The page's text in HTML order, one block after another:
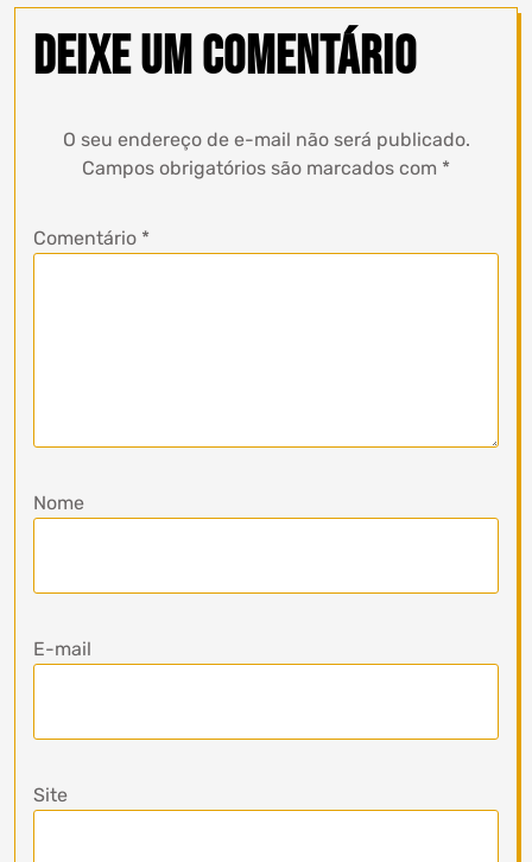
Deixe um comentário
O seu endereço de e-mail não será publicado.
Campos obrigatórios são marcados com *
Comentário *
Nome
E-mail
Site